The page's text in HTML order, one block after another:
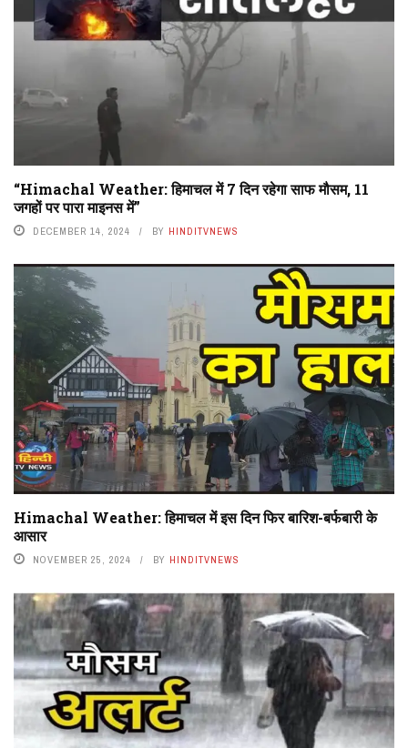
“Himachal Weather: हिमाचल में 7 दिन रहेगा साफ मौसम, 11
जगहों पर पारा माइनस में”
DECEMBER 14, 2024 BY HINDITVNEWS
Himachal Weather: हिमाचल में इस दिन फिर बारिश-बर्फबारी के
आसार
NOVEMBER 25, 2024 BY HINDITVNEWS